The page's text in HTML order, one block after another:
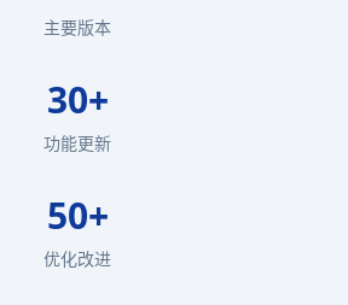
主要版本
30+
功能更新
50+
优化改进